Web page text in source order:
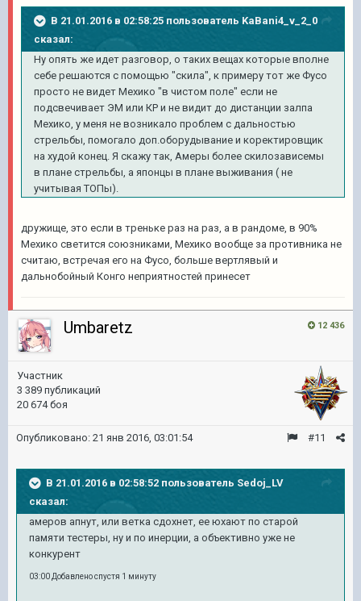
В 21.01.2016 в 02:58:25 пользователь KaBani4_v_2_0
сказал:
Ну опять же идет разговор, о таких вещах которые вполне
себе решаются с помощью "скила", к примеру тот же Фусо
просто не видет Мехико "в чистом поле" если не
подсвечивает ЭМ или КР и не видит до дистанции залпа
Мехико, у меня не возникало проблем с дальностью
стрельбы, помогало доп.оборудывание и коректировщик
на худой конец. Я скажу так, Амеры более скилозависемы
в плане стрельбы, а японцы в плане выживания ( не
учитывая ТОПы).
дружище, это если в треньке раз на раз, а в рандоме, в 90%
Мехико светится союзниками, Мехико вообще за противника не
считаю, встречая его на Фусо, больше вертлявый и
дальнобойный Конго неприятностей принесет
12 436
Umbaretz
Участник
3 389 публикаций
20 674 боя
#11
Опубликовано: 21 янв 2016, 03:01:54
В 21.01.2016 в 02:58:52 пользователь Sedoj_LV
сказал:
амеров апнут, или ветка сдохнет, ее юхают по старой
памяти тестеры, ну и по инерции, а объективно уже не
конкурент
03:00 Добавлено спустя 1 минуту